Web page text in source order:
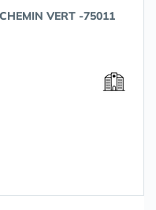
VERT -75011